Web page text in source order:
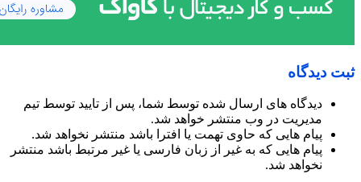
ثبت دیدگاه
دیدگاه های ارسال شده توسط شما، پس از تایید توسط تیم
مدیریت در وب منتشر خواهد شد.
پیام هایی که حاوی تهمت یا افترا باشد منتشر نخواهد شد.
پیام هایی که به غیر از زبان فارسی یا غیر مرتبط باشد منتشر
نخواهد شد.